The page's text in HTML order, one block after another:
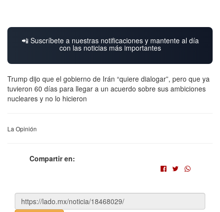
📲 Suscríbete a nuestras notificaciones y mantente al día
con las noticias más importantes
Trump dijo que el gobierno de Irán “quiere dialogar”, pero que ya
tuvieron 60 días para llegar a un acuerdo sobre sus ambiciones
nucleares y no lo hicieron
La Opinión
Compartir en: